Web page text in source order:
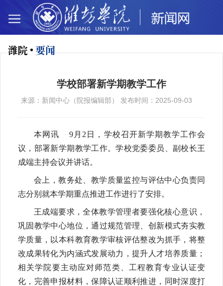
潍院 要闻
学校部署新学期教学工作
来源：新闻中心（院报编辑部） 发布时间：2025-09-03
本网讯 9月2日，学校召开新学期教学工作会
议，部署新学期教学工作。学校党委委员、副校长王
成端主持会议并讲话。
会上，教务处、教学质量监控与评估中心负责同
志分别就本学期重点推进工作进行了安排。
王成端要求，全体教学管理者要强化核心意识，
巩固教学中心地位，通过规范管理、创新模式夯实教
学质量，以本科教育教学审核评估整改为抓手，将整
改成果转化为内涵式发展动力，提升人才培养质量；
相关学院要主动应对师范类、工程教育专业认证变
化，完善申报材料，保障认证顺利推进，同时深度打